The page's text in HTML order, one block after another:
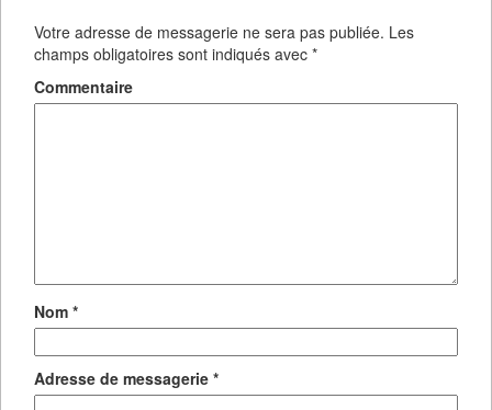
Votre adresse de messagerie ne sera pas publiée. Les
champs obligatoires sont indiqués avec *
Commentaire
Nom *
Adresse de messagerie *